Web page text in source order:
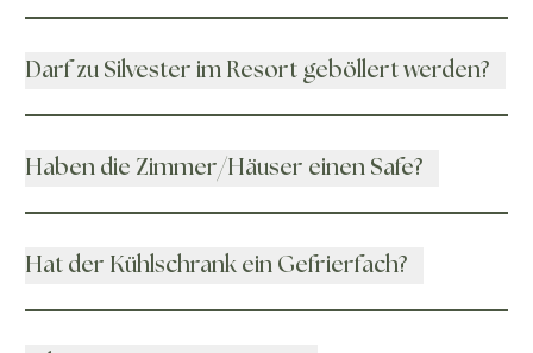
Darf zu Silvester im Resort geböllert werden?
Haben die Zimmer/Häuser einen Safe?
Hat der Kühlschrank ein Gefrierfach?